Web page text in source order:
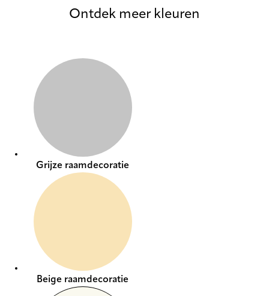
Ontdek meer kleuren
Grijze raamdecoratie
Beige raamdecoratie